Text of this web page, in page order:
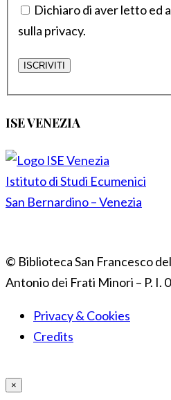
Dichiaro di aver letto ed
sulla privacy.
ISE VENEZIA
Istituto di Studi Ecumenici
San Bernardino – Venezia
© Biblioteca San Francesco
Antonio dei Frati Minori – P. I.
Privacy & Cookies
Credits
×